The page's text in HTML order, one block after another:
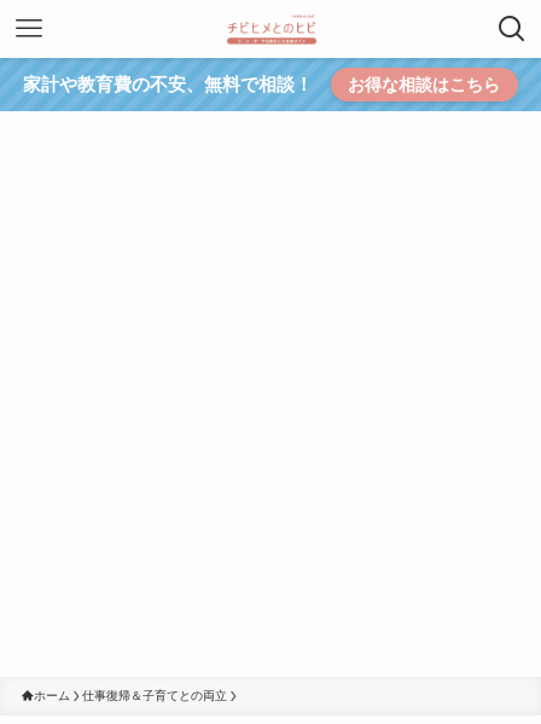
家計や教育費の不安、無料で相談！ お得な相談はこちら
ホーム 仕事復帰＆子育てとの両立